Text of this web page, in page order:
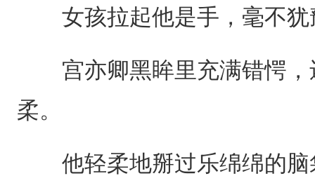
女孩拉起他是手，毫不
宫亦卿黑眸里充满错愕，
柔。
他轻柔地掰过乐绵绵的脑